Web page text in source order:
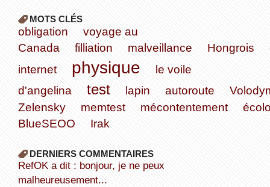
MOTS CLÉS
obligation
voyage au
Canada
filliation malveillance Hongrois
internet
physique
le voile
d'angelina
test lapin autoroute
Zelensky
memtest mécontentement
BlueSEOO
Irak
DERNIERS COMMENTAIRES
refOK a dit : bonjour, je ne peux
malheureusement...